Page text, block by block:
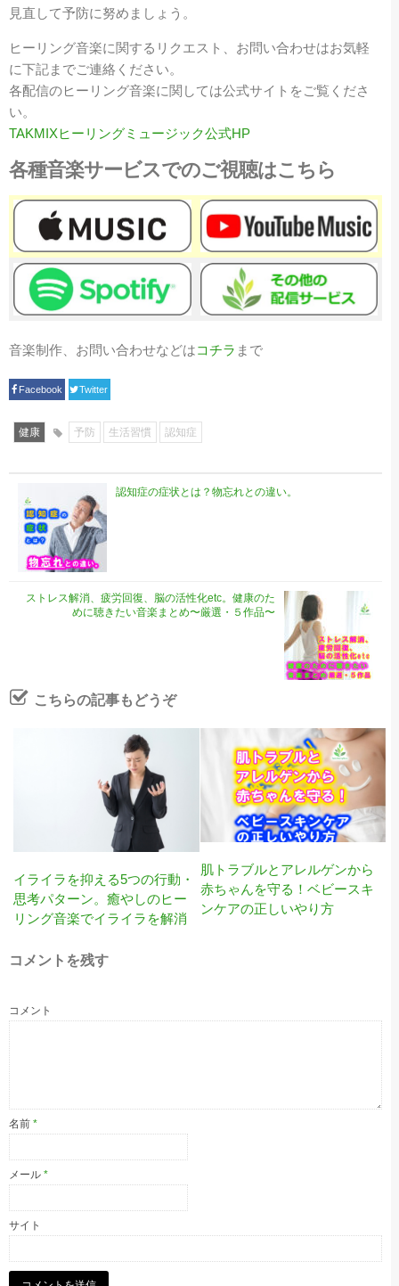
見直して予防に努めましょう。
ヒーリング音楽に関するリクエスト、お問い合わせはお気軽
に下記までご連絡ください。
各配信のヒーリング音楽に関しては公式サイトをご覧くださ
い。
TAKMIXヒーリングミュージック公式HP
各種音楽サービスでのご視聴はこちら
音楽制作、お問い合わせなどはコチラ まで
Facebook Twitter
健康 予防 生活習慣 認知症
認知症の症状とは？物忘れとの違い。
ストレス解消、疲労回復、脳の活性化etc。健康のた
めに聴きたい音楽まとめ〜厳選・５作品〜
こちらの記事もどうぞ
イライラを抑える5つの行動・
思考パターン。癒やしのヒー
リング音楽でイライラを解消
肌トラブルとアレルゲンから
赤ちゃんを守る！ベビースキ
ンケアの正しいやり方
コメントを残す
コメント
名前 *
メール *
サイト